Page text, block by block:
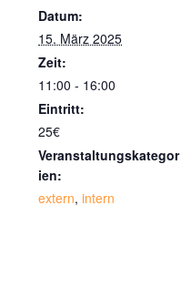
Datum:
15. März 2025
Zeit:
11:00 - 16:00
Eintritt:
25€
Veranstaltungskategor
ien:
extern,intern